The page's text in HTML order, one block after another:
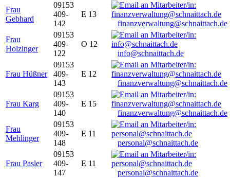
Frau
Gebhard
09153
409-
142
E 13
finanzverwaltung@schnaittach.de
Frau
Holzinger
09153
409-
122
O 12
info@schnaittach.de
Frau Hüßner
09153
409-
143
E 12
finanzverwaltung@schnaittach.de
Frau Karg
09153
409-
140
E 15
finanzverwaltung@schnaittach.de
Frau
Mehlinger
09153
409-
148
E 11
personal@schnaittach.de
Frau Pasler
09153
409-
147
E 11
personal@schnaittach.de